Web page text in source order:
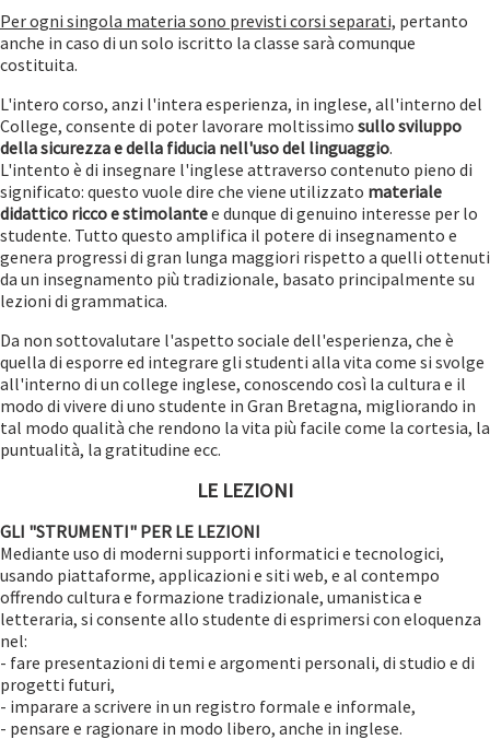
Per ogni singola materia sono previsti corsi separati, pertanto
anche in caso di un solo iscritto la classe sarà comunque
costituita.
L'intero corso, anzi l'intera esperienza, in inglese, all'interno del
College, consente di poter lavorare moltissimo sullo sviluppo
della sicurezza e della fiducia nell'uso del linguaggio.
L'intento è di insegnare l'inglese attraverso contenuto pieno di
significato: questo vuole dire che viene utilizzato materiale
didattico ricco e stimolantee dunque di genuino interesse per lo
studente. Tutto questo amplifica il potere di insegnamento e
genera progressi di gran lunga maggiori rispetto a quelli ottenuti
da un insegnamento più tradizionale, basato principalmente su
lezioni di grammatica.
Da non sottovalutare l'aspetto sociale dell'esperienza, che è
quella di esporre ed integrare gli studenti alla vita come si svolge
all'interno di un college inglese, conoscendo così la cultura e il
modo di vivere di uno studente in Gran Bretagna, migliorando in
tal modo qualità che rendono la vita più facile come la cortesia, la
puntualità, la gratitudine ecc.
LE LEZIONI
GLI "STRUMENTI" PER LE LEZIONI
Mediante uso di moderni supporti informatici e tecnologici,
usando piattaforme, applicazioni e siti web, e al contempo
offrendo cultura e formazione tradizionale, umanistica e
letteraria, si consente allo studente di esprimersi con eloquenza
nel:
- fare presentazioni di temi e argomenti personali, di studio e di
progetti futuri,
- imparare a scrivere in un registro formale e informale,
- pensare e ragionare in modo libero, anche in inglese.